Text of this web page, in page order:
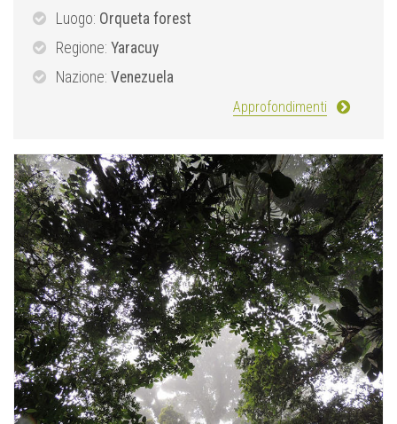
Luogo: Orqueta forest
Regione: Yaracuy
Nazione: Venezuela
Approfondimenti